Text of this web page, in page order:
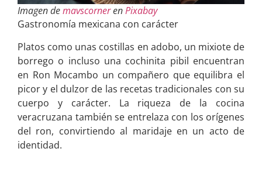
Imagen demavscornerenPixabay
Gastronomía mexicana con carácter
Platos como unas costillas en adobo, un mixiote de
borrego o incluso una cochinita pibil encuentran
en Ron Mocambo un compañero que equilibra el
picor y el dulzor de las recetas tradicionales con su
cuerpo y carácter. La riqueza de la cocina
veracruzana también se entrelaza con los orígenes
del ron, convirtiendo al maridaje en un acto de
identidad.